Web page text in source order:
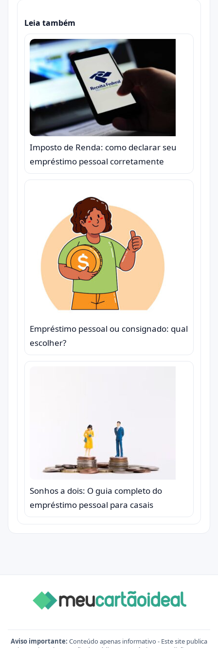
Leia também
Imposto de Renda: como declarar seu
empréstimo pessoal corretamente
Empréstimo pessoal ou consignado: qual
escolher?
Sonhos a dois: O guia completo do
empréstimo pessoal para casais
Aviso importante: Conteúdo apenas informativo - Este site publica